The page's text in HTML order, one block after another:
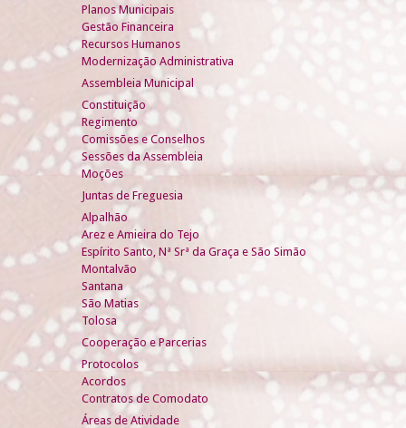
Planos Municipais
Gestão Financeira
Recursos Humanos
Modernização Administrativa
Assembleia Municipal
Constituição
Regimento
Comissões e Conselhos
Sessões da Assembleia
Moções
Juntas de Freguesia
Alpalhão
Arez e Amieira do Tejo
Espírito Santo, Nª Srª da Graça e São Simão
Montalvão
Santana
São Matias
Tolosa
Cooperação e Parcerias
Protocolos
Acordos
Contratos de Comodato
Áreas de Atividade